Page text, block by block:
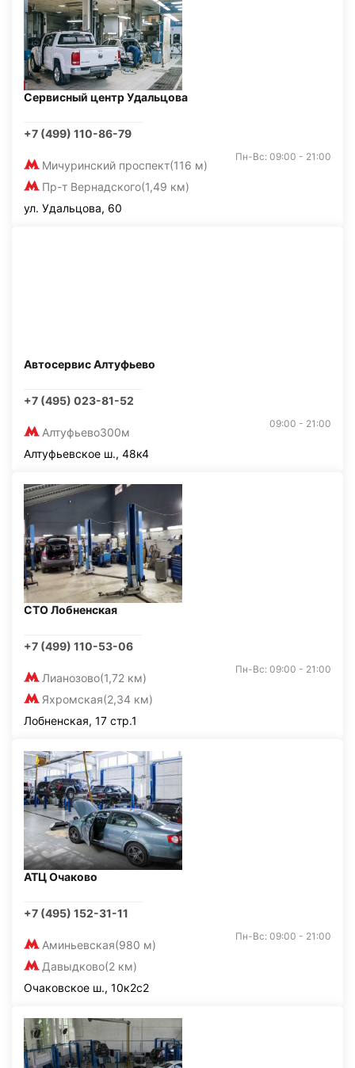
Сервисный центр Удальцова
+7 (499) 110-86-79
Мичуринский проспект(116 м)
Пр-т Вернадского(1,49 км)
Пн-Вс: 09:00 - 21:00
ул. Удальцова, 60
Автосервис Алтуфьево
+7 (495) 023-81-52
Алтуфьево300м
09:00 - 21:00
Алтуфьевское ш., 48к4
СТО Лобненская
+7 (499) 110-53-06
Лианозово(1,72 км)
Яхромская(2,34 км)
Пн-Вс: 09:00 - 21:00
Лобненская, 17 стр.1
АТЦ Очаково
+7 (495) 152-31-11
Аминьевская(980 м)
Давыдково(2 км)
Пн-Вс: 09:00 - 21:00
Очаковское ш., 10к2с2